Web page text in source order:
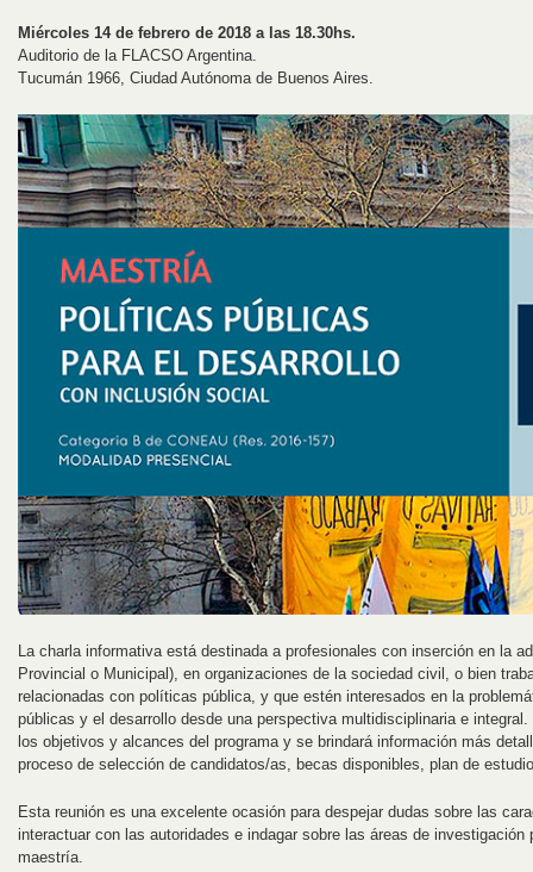
Miércoles 14 de febrero de 2018 a las 18.30hs.
Auditorio de la FLACSO Argentina.
Tucumán 1966, Ciudad Autónoma de Buenos Aires.
La charla informativa está destinada a profesionales con inserción en la
Provincial o Municipal), en organizaciones de la sociedad civil, o bien
relacionadas con políticas pública, y que estén interesados en la
públicas y el desarrollo desde una perspectiva multidisciplinaria e
los objetivos y alcances del programa y se brindará información más
proceso de selección de candidatos/as, becas disponibles, plan de
Esta reunión es una excelente ocasión para despejar dudas sobre las
interactuar con las autoridades e indagar sobre las áreas de investigación
maestría.